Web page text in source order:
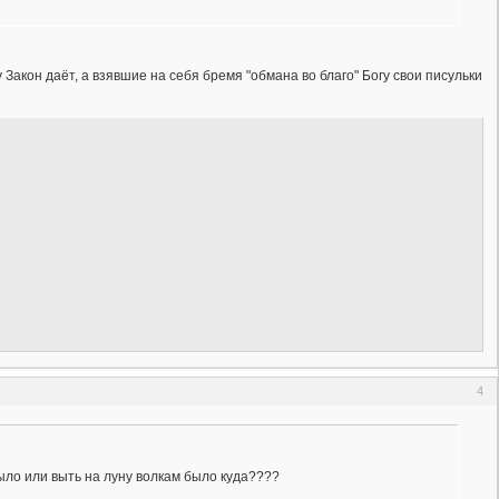
даёт, а взявшие на себя бремя "обмана во благо" Богу свои писульки
4
или выть на луну волкам было куда????